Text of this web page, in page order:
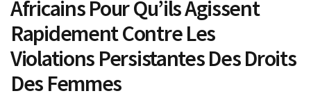
Africains Pour Qu’ils Agissent
Rapidement Contre Les
Violations Persistantes Des Droits
Des Femmes